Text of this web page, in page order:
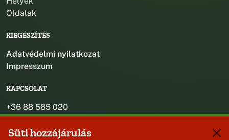
Oldalak
KIEGÉSZÍTÉS
Adatvédelmi nyilatkozat
Impresszum
KAPCSOLAT
+36 88 585 020
+36 30 442 8024
titkarsag@bakonybel.hu
Süti hozzájárulás